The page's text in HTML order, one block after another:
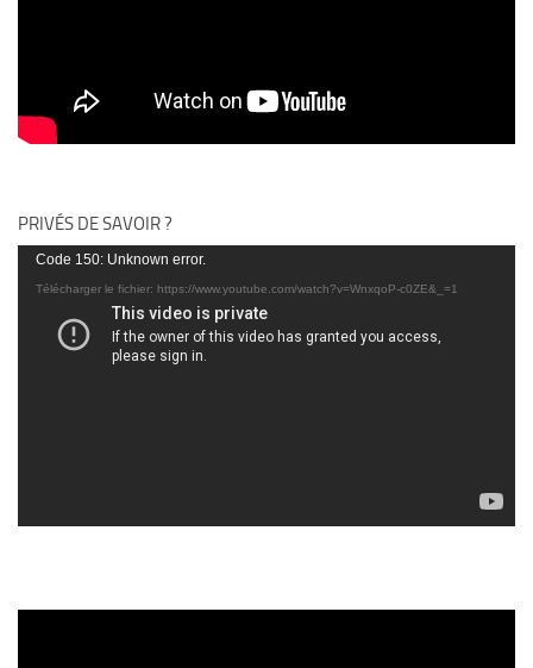
PRIVÉS DE SAVOIR ?
Lecteur
vidéo
Code 150: Unknown error.
Télécharger le fichier: https://www.youtube.com/watch?v=WnxqoP-c0ZE&_=1